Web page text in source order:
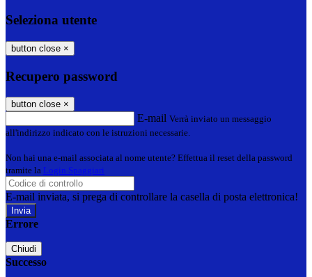
Seleziona utente
button close ×
Recupero password
button close ×
E-mail Verrà inviato un messaggio
all'indirizzo indicato con le istruzioni necessarie.
Non hai una e-mail associata al nome utente? Effettua il reset della password
tramite la Login Spaggiari
E-mail inviata, si prega di controllare la casella di posta elettronica!
Errore
Chiudi
Successo